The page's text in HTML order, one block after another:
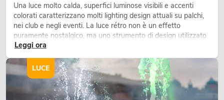
Una luce molto calda, superfici luminose visibili e accenti
colorati caratterizzano molti lighting design attuali su palchi,
nei club e negli eventi. La luce rétro non è un effetto
puramente nostalgico, ma uno strumento di design utilizzato
in modo consapevole: crea atmosfera, dona carattere alle
scene e può rendere più emozionali i setup LED tecnici.
Leggi ora
LUCE